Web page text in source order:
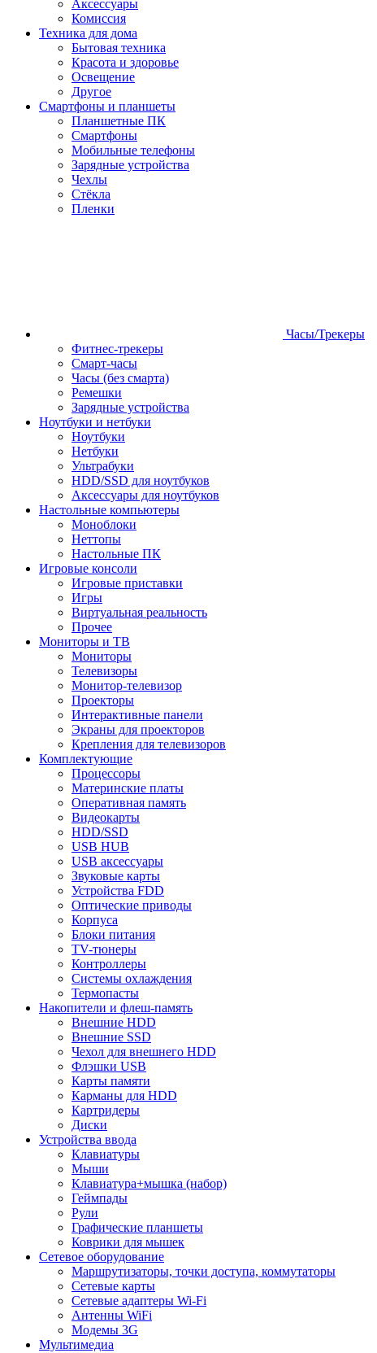
Аксессуары
Комиссия
Техника для дома
Бытовая техника
Красота и здоровье
Освещение
Другое
Смартфоны и планшеты
Планшетные ПК
Смартфоны
Мобильные телефоны
Зарядные устройства
Чехлы
Стёкла
Пленки
Часы/Трекеры
Фитнес-трекеры
Смарт-часы
Часы (без смарта)
Ремешки
Зарядные устройства
Ноутбуки и нетбуки
Ноутбуки
Нетбуки
Ультрабуки
HDD/SSD для ноутбуков
Аксессуары для ноутбуков
Настольные компьютеры
Моноблоки
Неттопы
Настольные ПК
Игровые консоли
Игровые приставки
Игры
Виртуальная реальность
Прочее
Мониторы и ТВ
Мониторы
Телевизоры
Монитор-телевизор
Проекторы
Интерактивные панели
Экраны для проекторов
Крепления для телевизоров
Комплектующие
Процессоры
Материнские платы
Оперативная память
Видеокарты
HDD/SSD
USB HUB
USB аксессуары
Звуковые карты
Устройства FDD
Оптические приводы
Корпуса
Блоки питания
TV-тюнеры
Контроллеры
Системы охлаждения
Термопасты
Накопители и флеш-память
Внешние HDD
Внешние SSD
Чехол для внешнего HDD
Флэшки USB
Карты памяти
Карманы для HDD
Картридеры
Диски
Устройства ввода
Клавиатуры
Мыши
Клавиатура+мышка (набор)
Геймпады
Рули
Графические планшеты
Коврики для мышек
Сетевое оборудование
Маршрутизаторы, точки доступа, коммутаторы
Сетевые карты
Сетевые адаптеры Wi-Fi
Антенны WiFi
Модемы 3G
Мультимедиа